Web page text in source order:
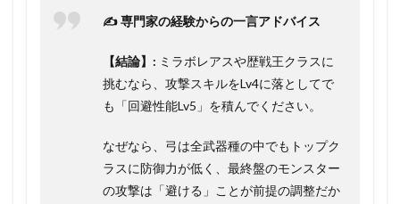
✍️ 専門家の経験からの一言アドバイス
【結論】: ミラボレアスや歴戦王クラスに
挑むなら、攻撃スキルをLv4に落としてで
も「回避性能Lv5」を積んでください。
なぜなら、弓は全武器種の中でもトップク
ラスに防御力が低く、最終盤のモンスター
の攻撃は「避ける」ことが前提の調整だか